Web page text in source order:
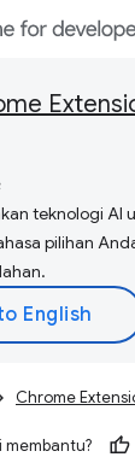
teknologi AI
pilihan
Chrome
membantu?